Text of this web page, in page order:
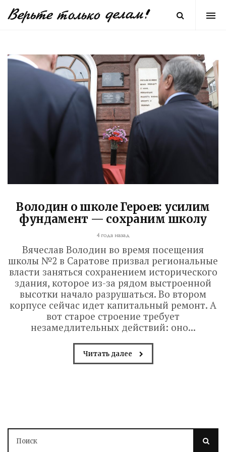
Володин о школе Героев: усилим
фундамент — сохраним школу
4 года назад
Вячеслав Володин во время посещения
школы №2 в Саратове призвал региональные
власти заняться сохранением исторического
здания, которое из-за рядом выстроенной
высотки начало разрушаться. Во втором
корпусе сейчас идет капитальный ремонт. А
вот старое строение требует
незамедлительных действий: оно...
Читать далее